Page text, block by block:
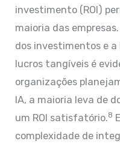
investimento (ROI)
maioria das
dos investimentos e
lucros tangíveis é
organizações
IA, a maioria leva de
um ROI satisfatório.8
complexidade de